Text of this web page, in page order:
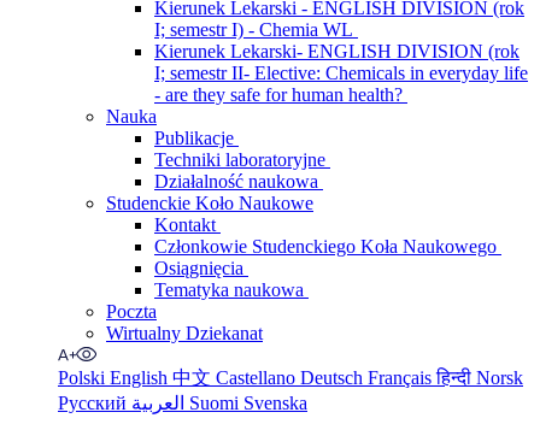
Kierunek Lekarski - ENGLISH DIVISION (rok
I; semestr I) - Chemia WL
Kierunek Lekarski- ENGLISH DIVISION (rok
I; semestr II- Elective: Chemicals in everyday life
- are they safe for human health?
Nauka
Publikacje
Techniki laboratoryjne
Działalność naukowa
Studenckie Koło Naukowe
Kontakt
Członkowie Studenckiego Koła Naukowego
Osiągnięcia
Tematyka naukowa
Poczta
Wirtualny Dziekanat
Polski English 中文 Castellano Deutsch Françaisहिन्दी Norsk
Русский
Suomi Svenska